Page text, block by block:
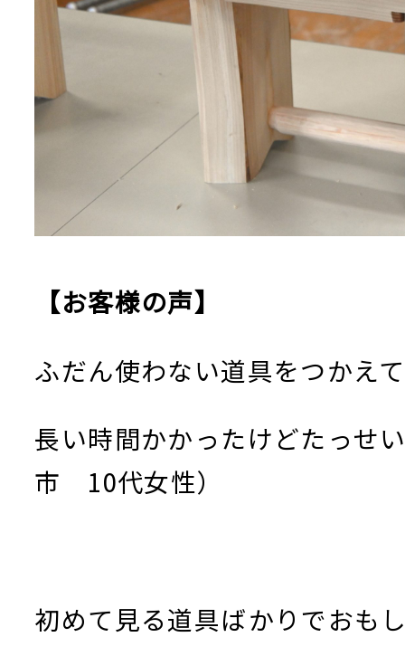
【お客様の声】
ふだん使わない道具をつかえ
長い時間かかったけどたっせ
市 10代女性）
初めて見る道具ばかりでおも